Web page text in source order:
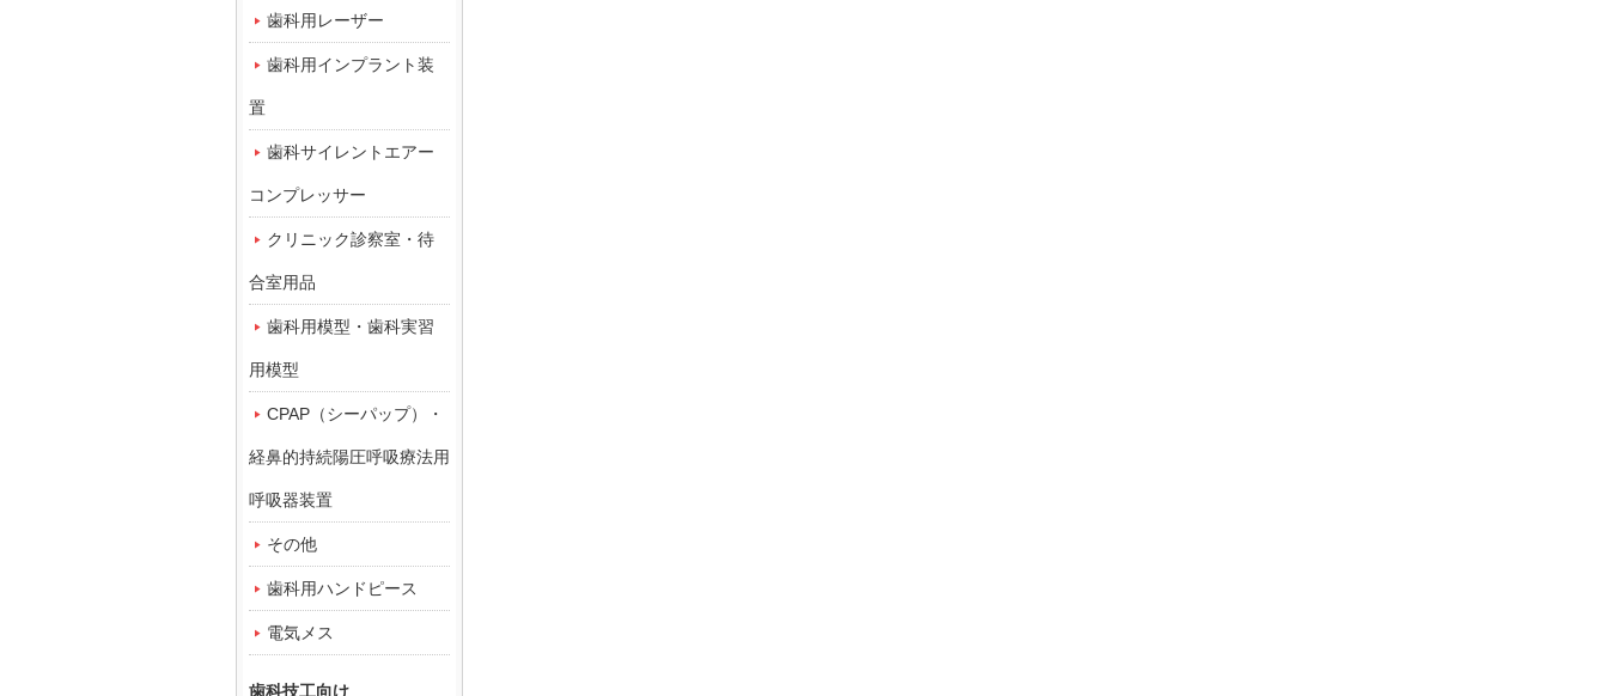
歯科用レーザー
歯科用インプラント装
置
歯科サイレントエアー
コンプレッサー
クリニック診察室・待
合室用品
歯科用模型・歯科実習
用模型
CPAP（シーパップ）・
経鼻的持続陽圧呼吸療法用
呼吸器装置
その他
歯科用ハンドピース
電気メス
歯科技工向け